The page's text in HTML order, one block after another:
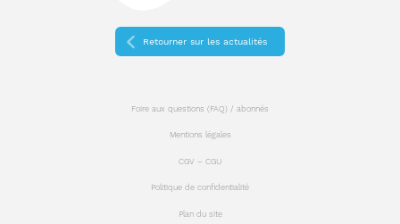
Retourner sur les actualités
Foire aux questions (FAQ) / abonnés
Mentions légales
CGV – CGU
Politique de confidentialité
Plan du site